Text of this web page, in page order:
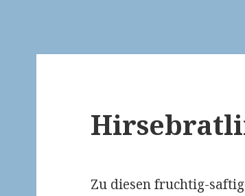
Zu diesen fruchtig-